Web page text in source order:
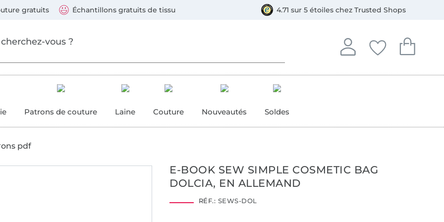
gratuits Échantillons gratuits de tissu 4.71 sur 5 étoiles chez Trusted Shops
Se connecter
Se connecter à votre
Mes favoris
Vous avez
Mon
Vous avez
Patrons de couture Laine Couture Nouveautés Soldes
pdf
E-BOOK SEW SIMPLE COSMETIC BAG
DOLCIA, EN ALLEMAND
RÉF.: SEWS-DOL
suivants : Visa, Mastercard, Carte bleue, PayPal, Virement, Bancontact